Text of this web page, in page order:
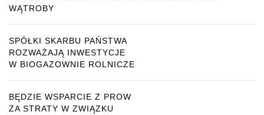
WĄTROBY
SPÓŁKI SKARBU PAŃSTWA
ROZWAŻAJĄ INWESTYCJE
W BIOGAZOWNIE ROLNICZE
BĘDZIE WSPARCIE Z PROW
ZA STRATY W ZWIĄZKU